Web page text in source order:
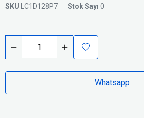
SKU LC1D128P7 Stok Sayı 0
Whatsapp